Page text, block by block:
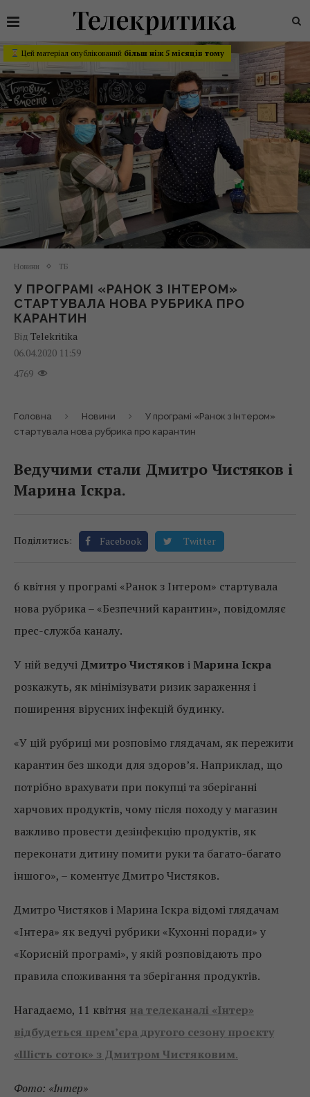
Цей матеріал опублікований більш ніж 5 місяців тому
Новини ТБ
У ПРОГРАМІ «РАНОК З ІНТЕРОМ»
СТАРТУВАЛА НОВА РУБРИКА ПРО
КАРАНТИН
Від Telekritika
06.04.2020 11:59
4769
Головна Новини
У програмі «Ранок з Інтером»
стартувала нова рубрика про карантин
Ведучими стали Дмитро Чистяков і
Марина Іскра.
Поділитись: Facebook Twitter
6 квітня у програмі «Ранок з Інтером» стартувала
нова рубрика – «Безпечний карантин», повідомляє
прес-служба каналу.
У ній ведучі Дмитро Чистяков іМарина Іскра
розкажуть, як мінімізувати ризик зараження і
поширення вірусних інфекцій будинку.
«У цій рубриці ми розповімо глядачам, як пережити
карантин без шкоди для здоров’я. Наприклад, що
потрібно врахувати при покупці та зберіганні
харчових продуктів, чому після походу у магазин
важливо провести дезінфекцію продуктів, як
переконати дитину помити руки та багато-багато
іншого», – коментує Дмитро Чистяков.
Дмитро Чистяков і Марина Іскра відомі глядачам
«Інтера» як ведучі рубрики «Кухонні поради» у
«Корисній програмі», у якій розповідають про
правила споживання та зберігання продуктів.
Нагадаємо, 11 квітня на телеканалі «Інтер»
відбудеться прем’єра другого сезону проєкту
«Шість соток» з Дмитром Чистяковим.
Фото: «Інтер»